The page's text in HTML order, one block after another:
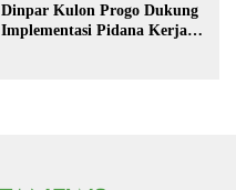
Dinpar Kulon Progo Dukung
Implementasi Pidana Kerja